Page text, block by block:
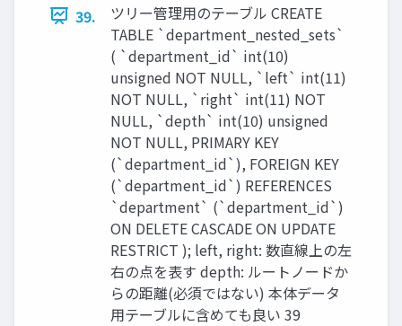
39.
ツリー管理用のテーブル CREATE
TABLE `department_nested_sets`
( `department_id` int(10)
unsigned NOT NULL, `left` int(11)
NOT NULL, `right` int(11) NOT
NULL, `depth` int(10) unsigned
NOT NULL, PRIMARY KEY
(`department_id`), FOREIGN KEY
(`department_id`) REFERENCES
`department` (`department_id`)
ON DELETE CASCADE ON UPDATE
RESTRICT ); left, right: 数直線上の左
右の点を表す depth: ルートノードか
らの距離(必須ではない) 本体データ
用テーブルに含めても良い 39